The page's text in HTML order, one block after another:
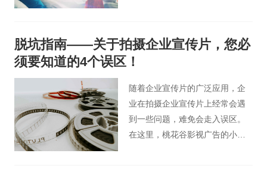
制作出来的动画作品更有特色。
所以，产品宣传动画中有哪些关
键的技术点需要掌握呢？
脱坑指南——关于拍摄企业宣传片，您必
须要知道的4个误区！
随着企业宣传片的广泛应用，企
业在拍摄企业宣传片上经常会遇
到一些问题，难免会走入误区。
在这里，桃花谷影视广告的小编